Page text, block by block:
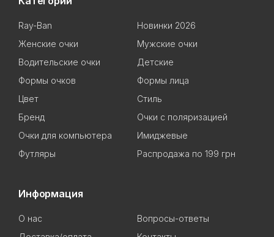
Ray-Ban
Новинки 2026
Женские очки
Мужские очки
Водительские очки
Детские
Формы очков
Формы лица
Цвет
Стиль
Бренд
Очки с поляризацией
Очки для компьютера
Имиджевые
Футляры
Распродажа по 199 грн
Информация
О нас
Вопросы-ответы